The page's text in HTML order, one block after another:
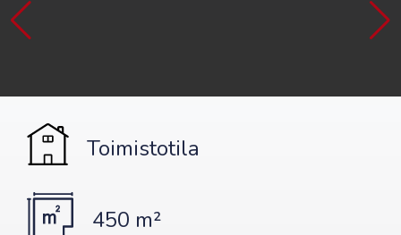
Toimistotila
450 m²